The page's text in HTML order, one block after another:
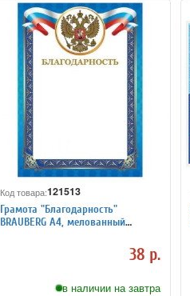
Код товара:121513
Грамота "Благодарность"
BRAUBERG А4, мелованный
38 р.
в наличии на завтра